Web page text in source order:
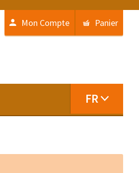
Mon Compte Panier
FR